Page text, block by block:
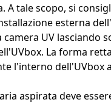
A tale scopo, si
esterna
UV
La forma
l'interno
aspirata deve